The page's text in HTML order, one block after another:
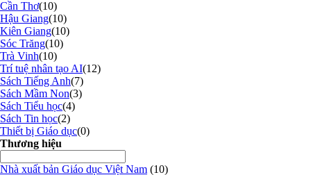
Cần Thơ(10)
Hậu Giang(10)
Kiên Giang(10)
Sóc Trăng(10)
Trà Vinh(10)
Trí tuệ nhân tạo AI(12)
Sách Tiếng Anh(7)
Sách Mầm Non(3)
Sách Tiểu học(4)
Sách Tin học(2)
Thiết bị Giáo dục(0)
Thương hiệu
Nhà xuất bản Giáo dục Việt Nam (10)